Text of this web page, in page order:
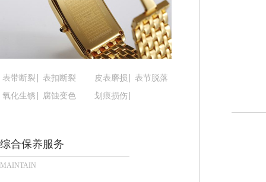
黑龙江省鸡西市鸡冠区红军路腕表时光售后服务中
黑龙江省佳木斯市向阳区长安路腕表时光售后服务
黑龙江省牡丹江市东安区太平路腕表时光售后服务
黑龙江省七台河市桃山区大同街腕表时光售后服务
黑龙江省齐齐哈尔市龙沙区龙华路腕表时光售后服
黑龙江省双鸭山市尖山区新兴大街腕表时光售后服
吉林省白山市浑江区浑江大街腕表时光售后服务中
表带断裂 表扣断裂 皮表磨损
表节脱落
氧化生锈
腐蚀变色 划痕损伤
综合保养服务
MAINTAIN